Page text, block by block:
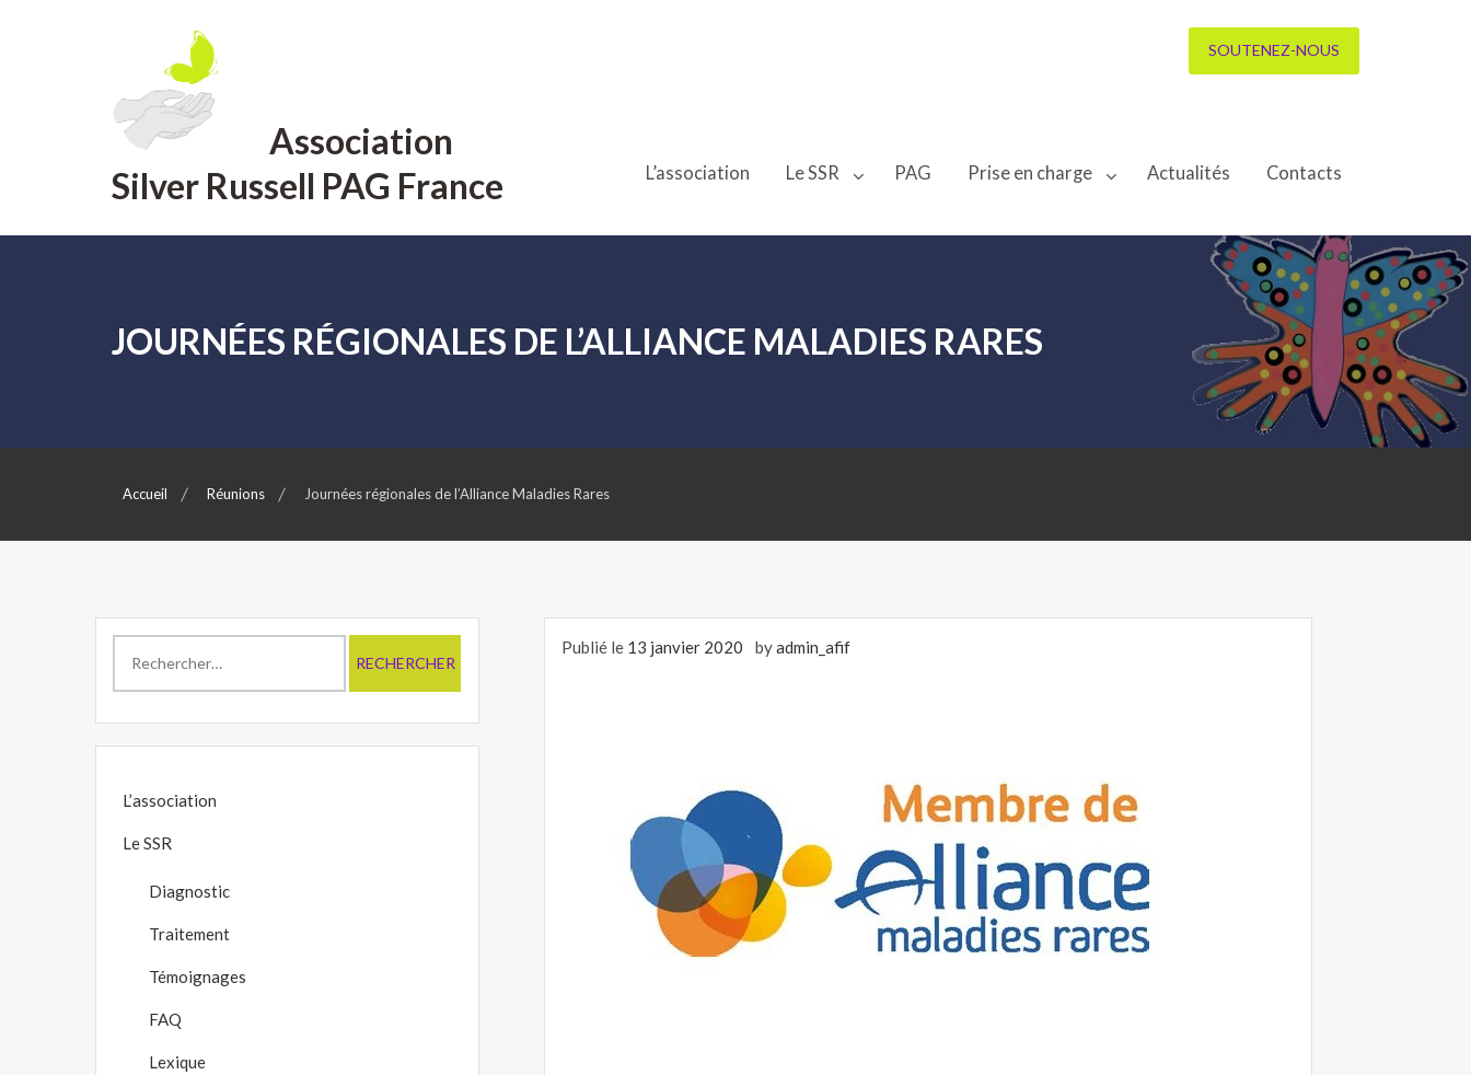
Association
Silver Russell PAG France
SOUTENEZ-NOUS
L’association Le SSR PAG Prise en charge Actualités Contacts
JOURNÉES RÉGIONALES DE L’ALLIANCE MALADIES RARES
Accueil Réunions Journées régionales de l’Alliance Maladies Rares
Publié le 13 janvier 2020 byadmin_afif
L’association
Le SSR
Diagnostic
Traitement
Témoignages
FAQ
Lexique